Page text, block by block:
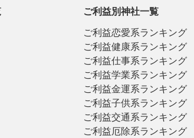
ご利益別神社一覧
ご利益恋愛系ランキング
ご利益健康系ランキング
ご利益仕事系ランキング
ご利益学業系ランキング
ご利益金運系ランキング
ご利益子供系ランキング
ご利益交通系ランキング
ご利益厄除系ランキング